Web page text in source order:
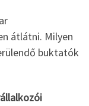
átlátni. Milyen
buktatók